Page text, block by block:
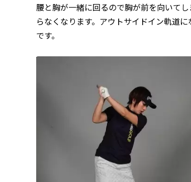
腰と胸が一緒に回るので胸が前を向いて
らなくなります。アウトサイドイン軌道
です。